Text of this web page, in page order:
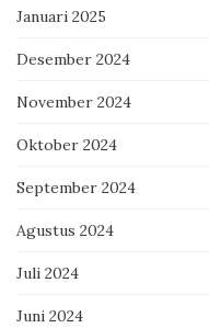
Januari 2025
Desember 2024
November 2024
Oktober 2024
September 2024
Agustus 2024
Juli 2024
Juni 2024